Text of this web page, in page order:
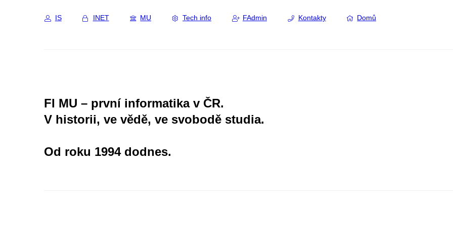
IS INET MU Tech info FAdmin Kontakty Domů
FI MU – první informatika v ČR.
V historii, ve vědě, ve svobodě studia.
Od roku 1994 dodnes.